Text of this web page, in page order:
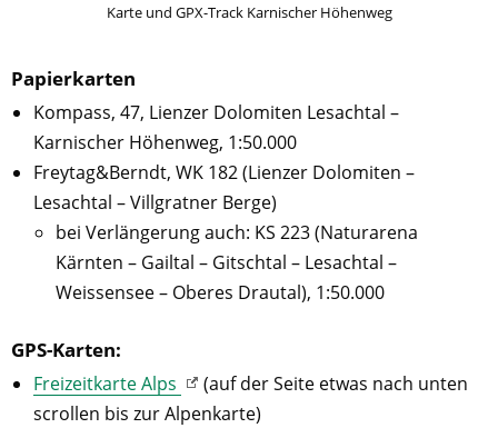
Karte und GPX-Track Karnischer Höhenweg
Papierkarten
Kompass, 47, Lienzer Dolomiten Lesachtal –
Karnischer Höhenweg, 1:50.000
Freytag&Berndt, WK 182 (Lienzer Dolomiten –
Lesachtal – Villgratner Berge)
bei Verlängerung auch: KS 223 (Naturarena
Kärnten – Gailtal – Gitschtal – Lesachtal –
Weissensee – Oberes Drautal), 1:50.000
GPS-Karten:
Freizeitkarte Alps
(auf der Seite etwas nach unten
scrollen bis zur Alpenkarte)